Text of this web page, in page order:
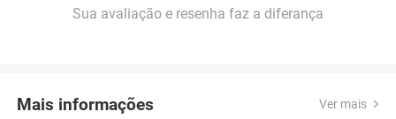
Sua avaliação e resenha faz a diferança
Mais informações Ver mais